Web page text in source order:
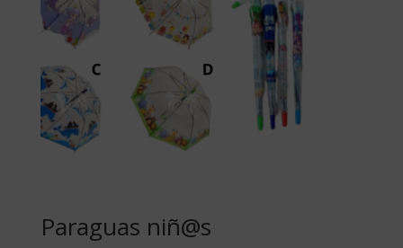
Paraguas niñ@s